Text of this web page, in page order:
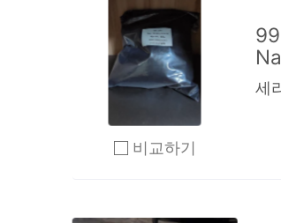
2개 이상 체크 후 비교
비교하기
세